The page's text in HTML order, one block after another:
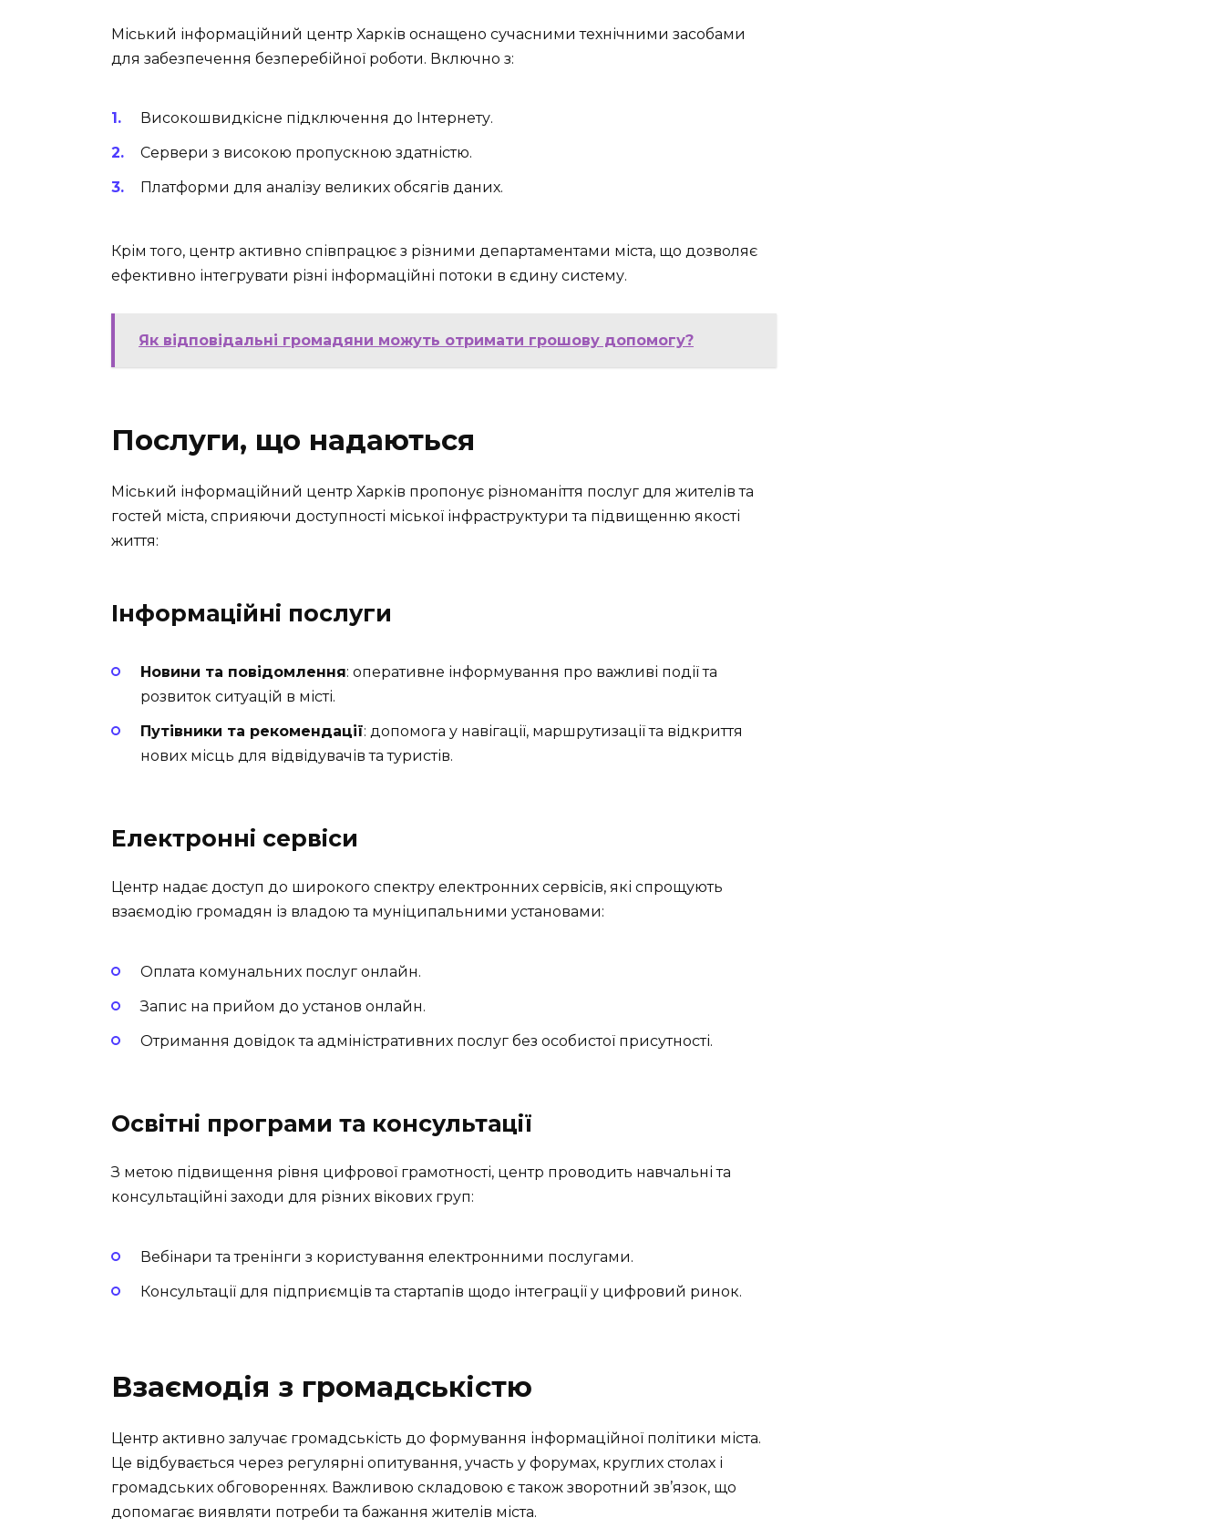
Міський інформаційний центр Харків оснащено сучасними технічними засобами
для забезпечення безперебійної роботи. Включно з:
Високошвидкісне підключення до Інтернету.
Сервери з високою пропускною здатністю.
Платформи для аналізу великих обсягів даних.
Крім того, центр активно співпрацює з різними департаментами міста, що дозволяє
ефективно інтегрувати різні інформаційні потоки в єдину систему.
Як відповідальні громадяни можуть отримати грошову допомогу?
Послуги, що надаються
Міський інформаційний центр Харків пропонує різноманіття послуг для жителів та
гостей міста, сприяючи доступності міської інфраструктури та підвищенню якості
життя:
Інформаційні послуги
Новини та повідомлення: оперативне інформування про важливі події та
розвиток ситуацій в місті.
Путівники та рекомендації: допомога у навігації, маршрутизації та відкриття
нових місць для відвідувачів та туристів.
Електронні сервіси
Центр надає доступ до широкого спектру електронних сервісів, які спрощують
взаємодію громадян із владою та муніципальними установами:
Оплата комунальних послуг онлайн.
Запис на прийом до установ онлайн.
Отримання довідок та адміністративних послуг без особистої присутності.
Освітні програми та консультації
З метою підвищення рівня цифрової грамотності, центр проводить навчальні та
консультаційні заходи для різних вікових груп:
Вебінари та тренінги з користування електронними послугами.
Консультації для підприємців та стартапів щодо інтеграції у цифровий ринок.
Взаємодія з громадськістю
Центр активно залучає громадськість до формування інформаційної політики міста.
Це відбувається через регулярні опитування, участь у форумах, круглих столах і
громадських обговореннях. Важливою складовою є також зворотний зв’язок, що
допомагає виявляти потреби та бажання жителів міста.